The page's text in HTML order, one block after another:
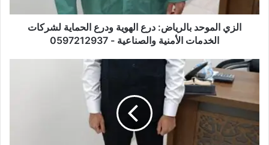
الزي الموحد بالرياض: درع الهوية ودرع الحماية لشركات
الخدمات الأمنية والصناعية - 0597212937